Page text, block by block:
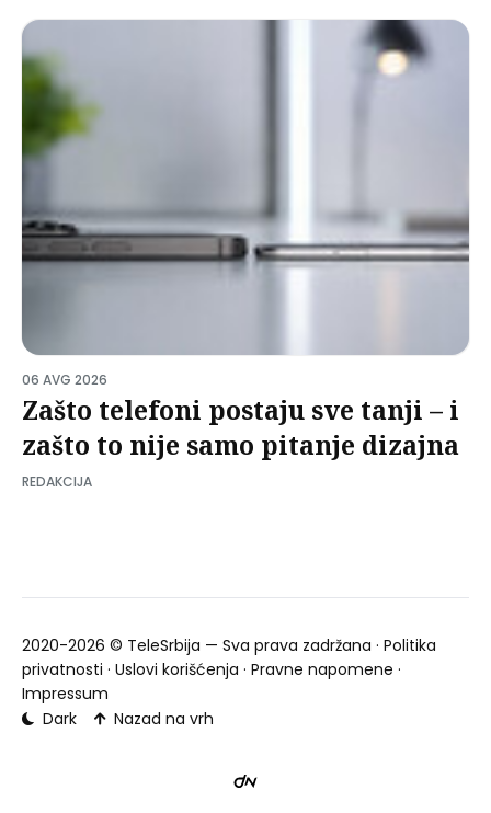
06 AVG 2026
Zašto telefoni postaju sve tanji – i
zašto to nije samo pitanje dizajna
REDAKCIJA
2020-2026 © TeleSrbija — Sva prava zadržana · Politika
privatnosti · Uslovi korišćenja · Pravne napomene ·
Impressum
Dark
Nazad na vrh